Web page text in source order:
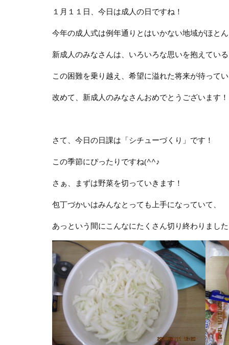
１月１１日、今日は成人の日ですね！
今年の成人式は例年通りとはいかない地域がほと
新成人のみなさんは、いろいろな思いを抱えてい
この困難を乗り越え、希望に溢れた将来が待って
改めて、新成人のみなさんおめでとうございます
さて、今日の日課は「シチューづくり」です！
この季節にぴったりですね(^^♪
さぁ、まずは野菜を切っていきます！
包丁づかいはみんなとっても上手になっていて、
あっという間にこんなにたくさん切り終わりまし